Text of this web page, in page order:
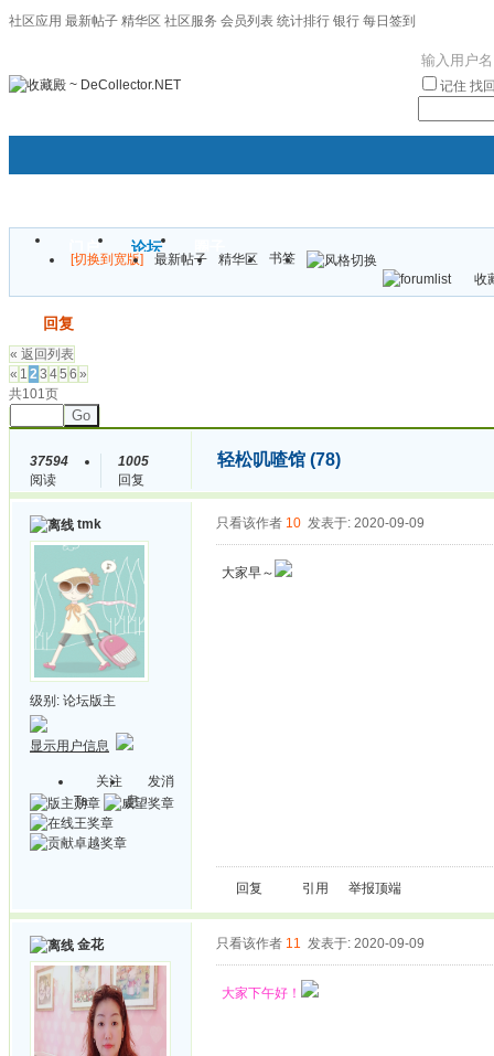
社区应用 最新帖子 精华区 社区服务 会员列表 统计排行 银行 每日签到
记住 找
门户 论坛
[切换到宽版] 最新帖子 精华区
书签
收
回复
« 返回列表
« 1 23 45 6 »
共101页
Go
37594
阅读
1005
回复
轻松叽喳馆 (78)
tmk
级别: 论坛版主
显示用户信息
关注
Ta
发消
息
只看该作者 10 发表于: 2020-09-09
大家早～
回复 引用 举报顶端
金花 只看该作者 11 发表于: 2020-09-09
大家下午好！